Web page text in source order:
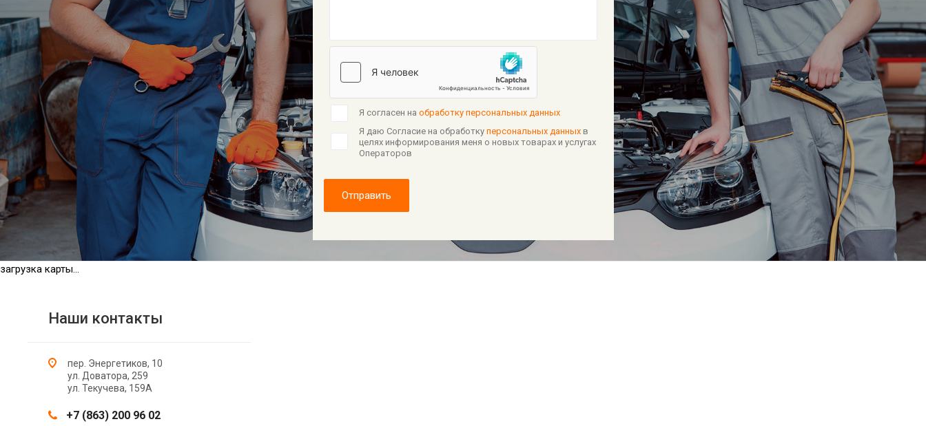
Я согласен на обработку персональных данных
Я даю Согласие на обработку персональных данныхв
целях информирования меня о новых товарах и услугах
Операторов
Отправить
Наши контакты
пер. Энергетиков, 10
ул. Доватора, 259
ул. Текучева, 159А
+7 (863) 200 96 02
загрузка карты...